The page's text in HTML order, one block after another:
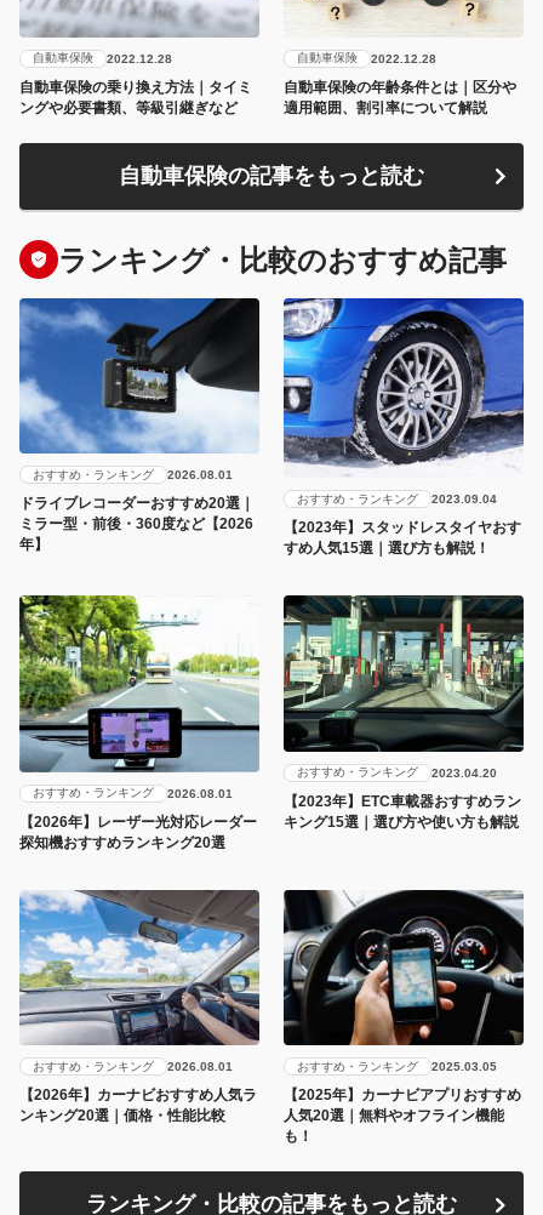
自動車保険 2022.12.28
自動車保険の乗り換え方法｜タイミ
ングや必要書類、等級引継ぎなど
自動車保険 2022.12.28
自動車保険の年齢条件とは｜区分や
適用範囲、割引率について解説
自動車保険の記事をもっと読む
ランキング・比較のおすすめ記事
おすすめ・ランキング 2026.08.01
ドライブレコーダーおすすめ20選｜
ミラー型・前後・360度など【2026
年】
おすすめ・ランキング 2023.09.04
【2023年】スタッドレスタイヤおす
すめ人気15選｜選び方も解説！
おすすめ・ランキング 2026.08.01
【2026年】レーザー光対応レーダー
探知機おすすめランキング20選
おすすめ・ランキング 2023.04.20
【2023年】ETC車載器おすすめラン
キング15選｜選び方や使い方も解説
おすすめ・ランキング 2026.08.01
【2026年】カーナビおすすめ人気ラ
ンキング20選｜価格・性能比較
おすすめ・ランキング 2025.03.05
【2025年】カーナビアプリおすすめ
人気20選｜無料やオフライン機能
も！
ランキング・比較の記事をもっと読む